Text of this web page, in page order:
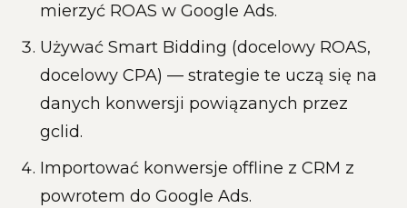
mierzyć ROAS w Google Ads.
Używać Smart Bidding (docelowy ROAS,
docelowy CPA) — strategie te uczą się na
danych konwersji powiązanych przez
gclid.
Importować konwersje offline z CRM z
powrotem do Google Ads.